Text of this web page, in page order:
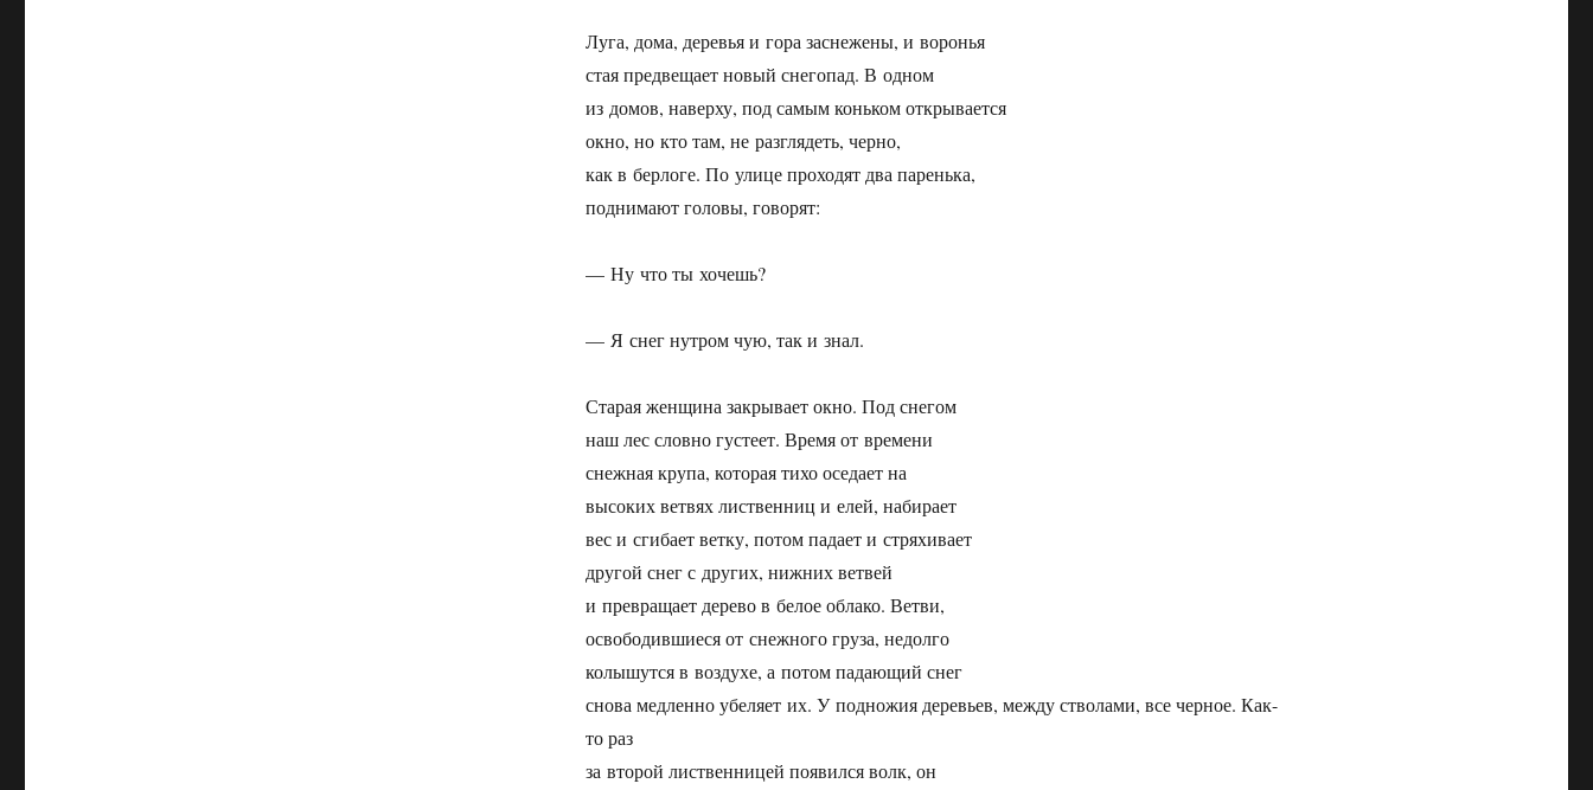
Луга, дома, деревья и гора заснежены, и воронья
стая предвещает новый снегопад. В одном
из домов, наверху, под самым коньком открывается
окно, но кто там, не разглядеть, черно,
как в берлоге. По улице проходят два паренька,
поднимают головы, говорят:
— Ну что ты хочешь?
— Я снег нутром чую, так и знал.
Старая женщина закрывает окно. Под снегом
наш лес словно густеет. Время от времени
снежная крупа, которая тихо оседает на
высоких ветвях лиственниц и елей, набирает
вес и сгибает ветку, потом падает и стряхивает
другой снег с других, нижних ветвей
и превращает дерево в белое облако. Ветви,
освободившиеся от снежного груза, недолго
колышутся в воздухе, а потом падающий снег
снова медленно убеляет их. У подножия деревьев, между стволами, все черное. Как-
то раз
за второй лиственницей появился волк, он